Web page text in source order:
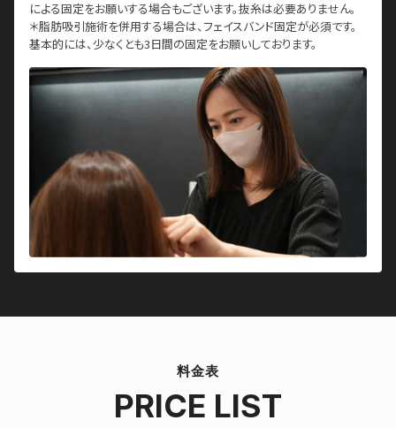
による固定をお願いする場合もございます。抜糸は必要ありません。
＊脂肪吸引施術を併用する場合は、フェイスバンド固定が必須です。
基本的には、少なくとも3日間の固定をお願いしております。
料金表
PRICE LIST